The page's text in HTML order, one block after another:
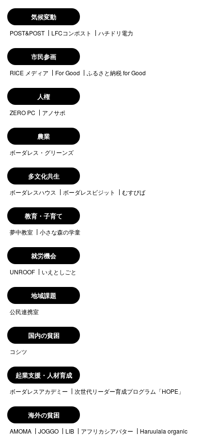
気候変動
POST&POST LFCコンポスト ハチドリ電力
市民参画
RICE メディア For Good ふるさと納税 for Good
人権
ZERO PC アノサポ
農業
ボーダレス・グリーンズ
多文化共生
ボーダレスハウス ボーダレスビジット むすびば
教育・子育て
夢中教室 小さな森の学童
就労機会
UNROOF いえとしごと
地域課題
公民連携室
国内の貧困
コシツ
起業支援・人材育成
ボーダレスアカデミー 次世代リーダー育成プログラム「HOPE」
海外の貧困
AMOMA JOGGO LIB アフリカシアバター Haruulala organic